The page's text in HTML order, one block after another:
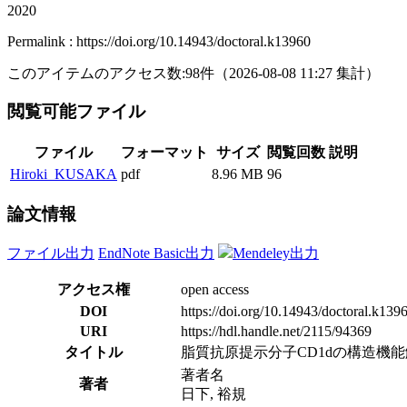
2020
Permalink : https://doi.org/10.14943/doctoral.k13960
このアイテムのアクセス数:98件 （2026-08-08 11:27 集計）
閲覧可能ファイル
ファイル フォーマット サイズ 閲覧回数 説明
Hiroki_KUSAKA pdf 8.96 MB 96
論文情報
ファイル出力 EndNote Basic出力 Mendeley出力
アクセス権
open access
DOI
https://doi.org/10.14943/
URI
https://hdl.handle.net/2115/94369
タイトル
脂質抗原提示分子CD1dの構造機
著者
著者名
日下, 裕規